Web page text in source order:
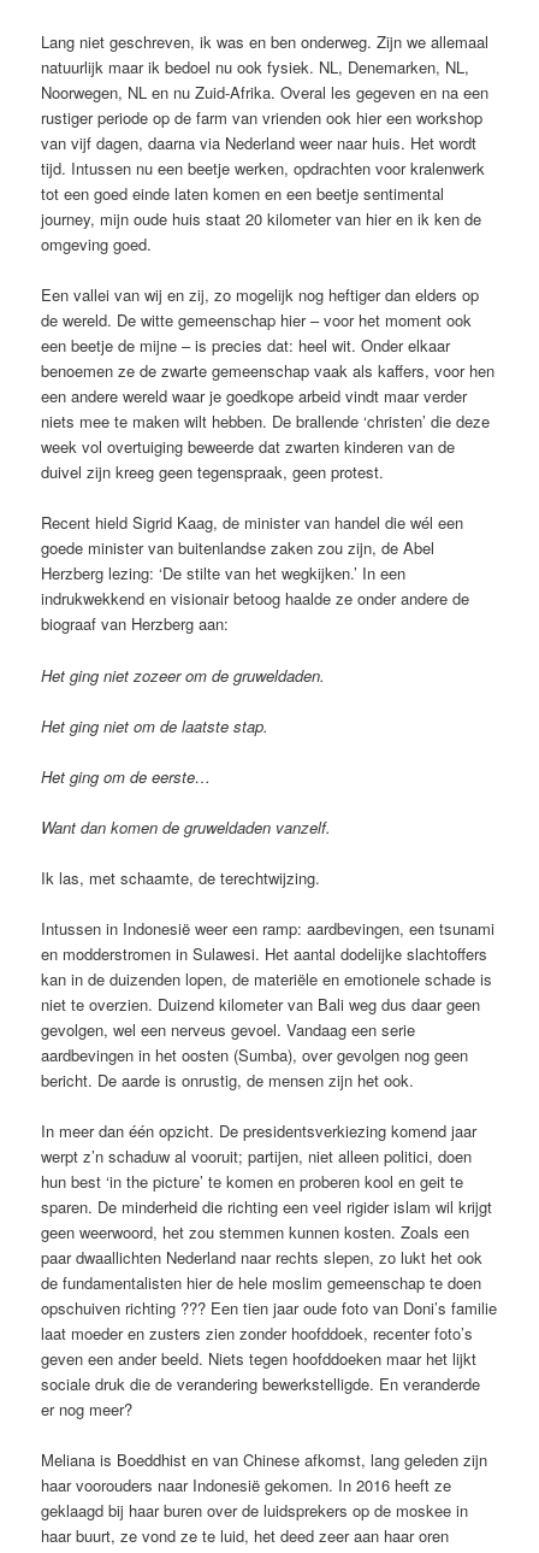
Lang niet geschreven, ik was en ben onderweg. Zijn we allemaal
natuurlijk maar ik bedoel nu ook fysiek. NL, Denemarken, NL,
Noorwegen, NL en nu Zuid-Afrika. Overal les gegeven en na een
rustiger periode op de farm van vrienden ook hier een workshop
van vijf dagen, daarna via Nederland weer naar huis. Het wordt
tijd. Intussen nu een beetje werken, opdrachten voor kralenwerk
tot een goed einde laten komen en een beetje sentimental
journey, mijn oude huis staat 20 kilometer van hier en ik ken de
omgeving goed.
Een vallei van wij en zij, zo mogelijk nog heftiger dan elders op
de wereld. De witte gemeenschap hier – voor het moment ook
een beetje de mijne – is precies dat: heel wit. Onder elkaar
benoemen ze de zwarte gemeenschap vaak als kaffers, voor hen
een andere wereld waar je goedkope arbeid vindt maar verder
niets mee te maken wilt hebben. De brallende ‘christen’ die deze
week vol overtuiging beweerde dat zwarten kinderen van de
duivel zijn kreeg geen tegenspraak, geen protest.
Recent hield Sigrid Kaag, de minister van handel die wél een
goede minister van buitenlandse zaken zou zijn, de Abel
Herzberg lezing: ‘De stilte van het wegkijken.’ In een
indrukwekkend en visionair betoog haalde ze onder andere de
biograaf van Herzberg aan:
Het ging niet zozeer om de gruweldaden.
Het gingniet om delaatste stap.
Het ging om deeerste…
Want dan komen de gruweldaden vanzelf.
Ik las, met schaamte, de terechtwijzing.
Intussen in Indonesië weer een ramp: aardbevingen, een tsunami
en modderstromen in Sulawesi. Het aantal dodelijke slachtoffers
kan in de duizenden lopen, de materiële en emotionele schade is
niet te overzien. Duizend kilometer van Bali weg dus daar geen
gevolgen, wel een nerveus gevoel. Vandaag een serie
aardbevingen in het oosten (Sumba), over gevolgen nog geen
bericht. De aarde is onrustig, de mensen zijn het ook.
In meer dan één opzicht. De presidentsverkiezing komend jaar
werpt z’n schaduw al vooruit; partijen, niet alleen politici, doen
hun best ‘in the picture’ te komen en proberen kool en geit te
sparen. De minderheid die richting een veel rigider islam wil krijgt
geen weerwoord, het zou stemmen kunnen kosten. Zoals een
paar dwaallichten Nederland naar rechts slepen, zo lukt het ook
de fundamentalisten hier de hele moslim gemeenschap te doen
opschuiven richting ??? Een tien jaar oude foto van Doni’s familie
laat moeder en zusters zien zonder hoofddoek, recenter foto’s
geven een ander beeld. Niets tegen hoofddoeken maar het lijkt
sociale druk die de verandering bewerkstelligde. En veranderde
er nog meer?
Meliana is Boeddhist en van Chinese afkomst, lang geleden zijn
haar voorouders naar Indonesië gekomen. In 2016 heeft ze
geklaagd bij haar buren over de luidsprekers op de moskee in
haar buurt, ze vond ze te luid, het deed zeer aan haar oren